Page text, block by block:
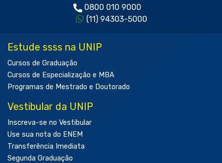
0800 010 9000
(11) 94303-5000
Estude ssss na UNIP
Cursos de Graduação
Cursos de Especialização e MBA
Programas de Mestrado e Doutorado
Vestibular da UNIP
Inscreva-se no Vestibular
Use sua nota do ENEM
Transferência Imediata
Segunda Graduação